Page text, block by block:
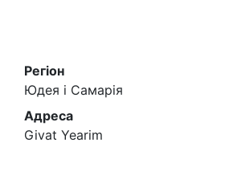
Регіон
Юдея і Самарія
Адреса
Givat Yearim